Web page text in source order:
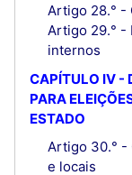
Artigo 28.° -
Artigo 29.° -
internos
CAPÍTULO IV -
PARA
ESTADO
Artigo 30.° -
e locais